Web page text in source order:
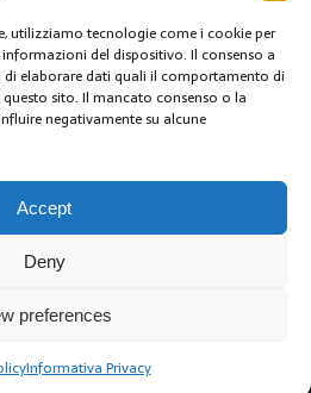
utilizziamo tecnologie come i cookie per
del dispositivo. Il consenso a
elaborare dati quali il comportamento di
sito. Il mancato consenso o la
negativamente su alcune
Accept
Deny
preferences
Informativa Privacy
@2019 | by Crivle